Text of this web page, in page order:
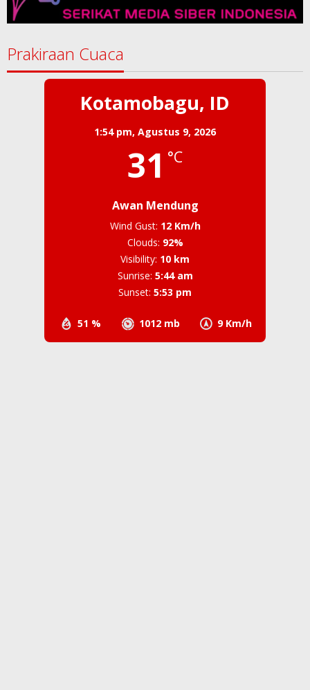
Prakiraan Cuaca
Kotamobagu, ID
1:54 pm, Agustus 9, 2026
31 °C
Awan Mendung
51 % 1012 mb 9 Km/h
Wind Gust: 12 Km/h
Clouds: 92%
Visibility: 10 km
Sunrise: 5:44 am
Sunset: 5:53 pm